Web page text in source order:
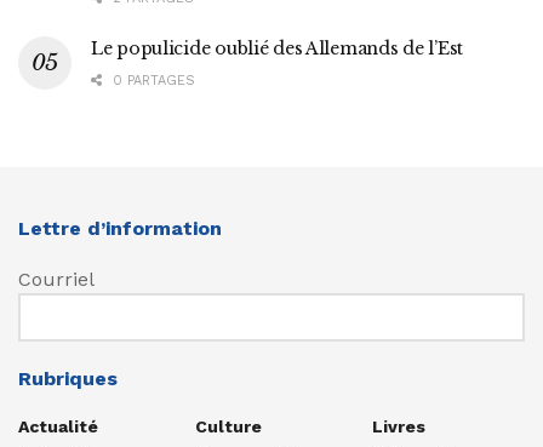
Le populicide oublié des Allemands de l’Est
0 PARTAGES
Lettre d’information
Courriel
Rubriques
Actualité
Culture
Livres